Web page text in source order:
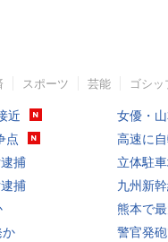
スポーツ 芸能 ゴシッ
近
点
捕
捕
か
女優・
高速に
立体駐
九州新
熊本で
警官発